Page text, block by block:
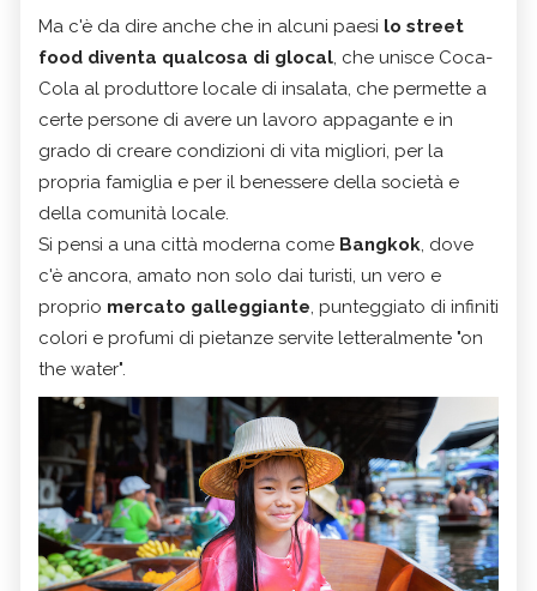
Ma c'è da dire anche che in alcuni paesi lo street
food diventa qualcosa di glocal, che unisce Coca-
Cola al produttore locale di insalata, che permette a
certe persone di avere un lavoro appagante e in
grado di creare condizioni di vita migliori, per la
propria famiglia e per il benessere della società e
della comunità locale.
Si pensi a una città moderna come Bangkok, dove
c'è ancora, amato non solo dai turisti, un vero e
proprio mercato galleggiante, punteggiato di infiniti
colori e profumi di pietanze servite letteralmente "on
the water".